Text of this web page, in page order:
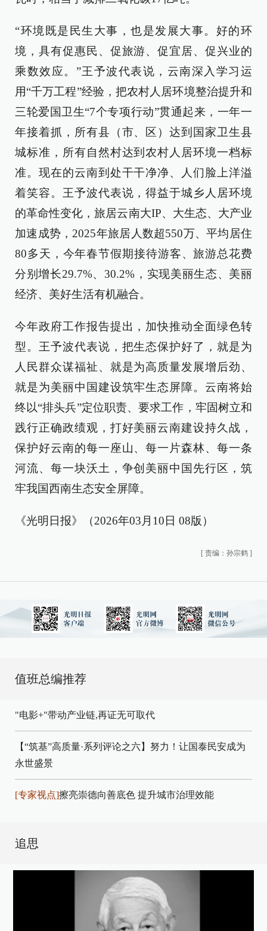
“环境既是民生大事，也是发展大事。好的环
境，具有促惠民、促旅游、促宜居、促兴业的
乘数效应。”王予波代表说，云南深入学习运
用“千万工程”经验，把农村人居环境整治提升和
三轮爱国卫生“7个专项行动”贯通起来，一年一
年接着抓，所有县（市、区）达到国家卫生县
城标准，所有自然村达到农村人居环境一档标
准。现在的云南到处干干净净、人们脸上洋溢
着笑容。王予波代表说，得益于城乡人居环境
的革命性变化，旅居云南大IP、大生态、大产业
加速成势，2025年旅居人数超550万、平均居住
80多天，今年春节假期接待游客、旅游总花费
分别增长29.7%、30.2%，实现美丽生态、美丽
经济、美好生活有机融合。
今年政府工作报告提出，加快推动全面绿色转
型。王予波代表说，把生态保护好了，就是为
人民群众谋福祉、就是为高质量发展增后劲、
就是为美丽中国建设筑牢生态屏障。云南将始
终以“排头兵”定位职责、要求工作，牢固树立和
践行正确政绩观，打好美丽云南建设持久战，
保护好云南的每一座山、每一片森林、每一条
河流、每一块沃土，争创美丽中国先行区，筑
牢我国西南生态安全屏障。
《光明日报》（2026年03月10日 08版）
[ 责编：孙宗鹤 ]
值班总编推荐
"电影+"带动产业链,再证无可取代
【“筑基”高质量·系列评论之六】努力！让国泰民安成为
永世盛景
[专家视点]擦亮崇德向善底色 提升城市治理效能
追思